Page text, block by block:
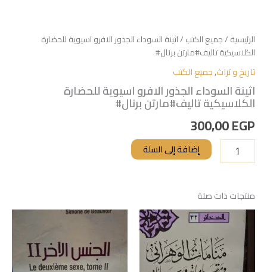
الرئيسية /جميع الكتب / اثينة السوداء الجذور الافرو اسيوية للحضارة
الكلاسيكية تاليف#مارتن برنال#
تاريخ و تراث,جميع الكتب
اثينة السوداء الجذور الافرو اسيوية للحضارة
الكلاسيكية تاليف#مارتن برنال#
300,00EGP
إضافة إلى السلة
منتجات ذات صلة